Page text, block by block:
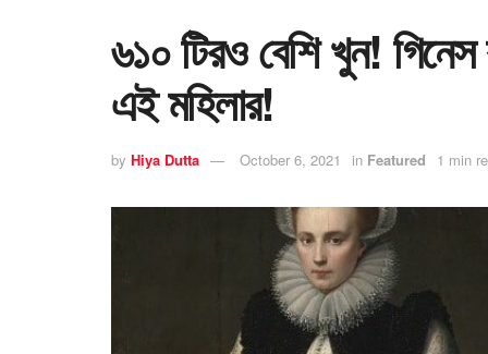
৬১০ টিরও বেশি খুন! গিনেস
এই মহিলার!
by Hiya Dutta October 6, 2021 in Featured 1 min